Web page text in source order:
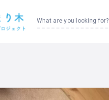
What are you looking for?